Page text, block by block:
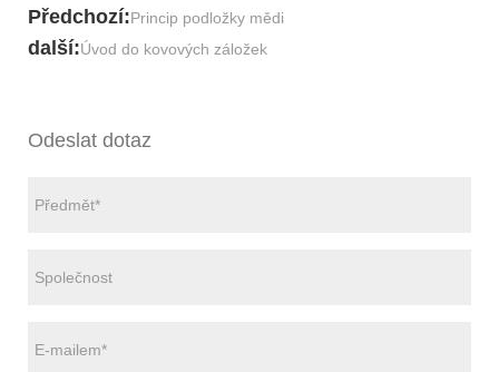
Předchozí:Princip podložky mědi
další:Úvod do kovových záložek
Odeslat dotaz